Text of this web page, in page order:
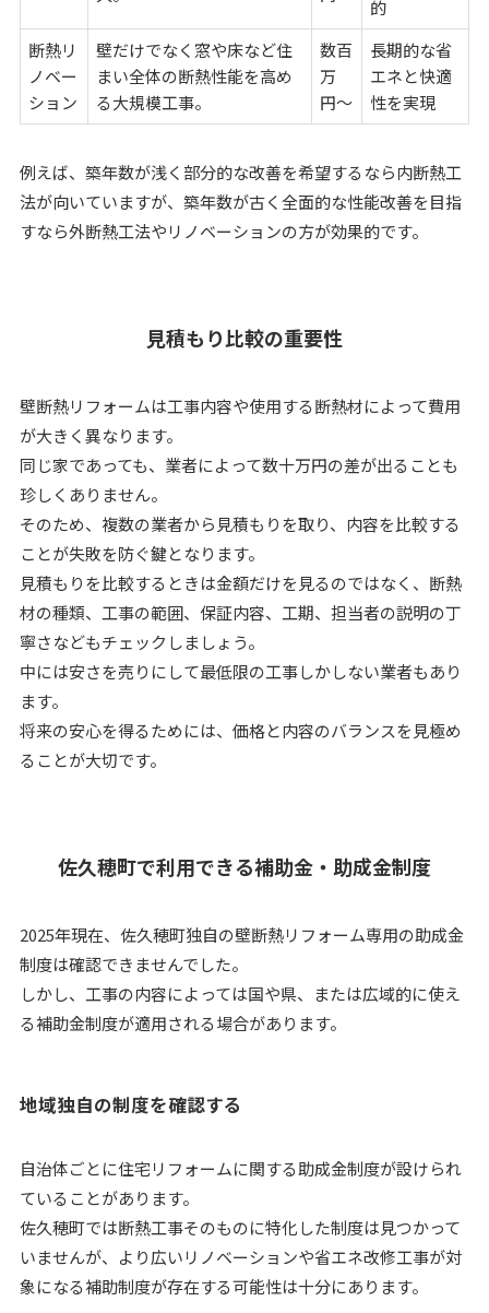
的
断熱リ
ノベー
ション
壁だけでなく窓や床など住
まい全体の断熱性能を高め
る大規模工事。
数百
万
円〜
長期的な省
エネと快適
性を実現
例えば、築年数が浅く部分的な改善を希望するなら内断熱工
法が向いていますが、築年数が古く全面的な性能改善を目指
すなら外断熱工法やリノベーションの方が効果的です。
見積もり比較の重要性
壁断熱リフォームは工事内容や使用する断熱材によって費用
が大きく異なります。
同じ家であっても、業者によって数十万円の差が出ることも
珍しくありません。
そのため、複数の業者から見積もりを取り、内容を比較する
ことが失敗を防ぐ鍵となります。
見積もりを比較するときは金額だけを見るのではなく、断熱
材の種類、工事の範囲、保証内容、工期、担当者の説明の丁
寧さなどもチェックしましょう。
中には安さを売りにして最低限の工事しかしない業者もあり
ます。
将来の安心を得るためには、価格と内容のバランスを見極め
ることが大切です。
佐久穂町で利用できる補助金・助成金制度
2025年現在、佐久穂町独自の壁断熱リフォーム専用の助成金
制度は確認できませんでした。
しかし、工事の内容によっては国や県、または広域的に使え
る補助金制度が適用される場合があります。
地域独自の制度を確認する
自治体ごとに住宅リフォームに関する助成金制度が設けられ
ていることがあります。
佐久穂町では断熱工事そのものに特化した制度は見つかって
いませんが、より広いリノベーションや省エネ改修工事が対
象になる補助制度が存在する可能性は十分にあります。